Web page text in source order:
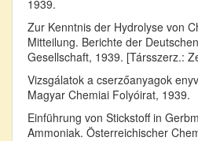
1939.
Zur Kenntnis der Hydrolyse von
Mitteilung. Berichte der
Gesellschaft, 1939. [Társszerz.:
Vizsgálatok a cserzőanyagok
Magyar Chemiai Folyóirat, 1939.
Einführung von Stickstoff in
Ammoniak. Österreichischer